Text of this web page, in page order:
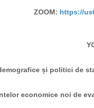
ZOOM: https://
și politici de
economice noi de